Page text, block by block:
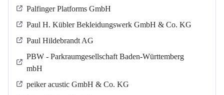
Palfinger Platforms GmbH
Paul H. Kübler Bekleidungswerk GmbH & Co. KG
Paul Hildebrandt AG
PBW - Parkraumgesellschaft Baden-Württemberg
mbH
peiker acustic GmbH & Co. KG